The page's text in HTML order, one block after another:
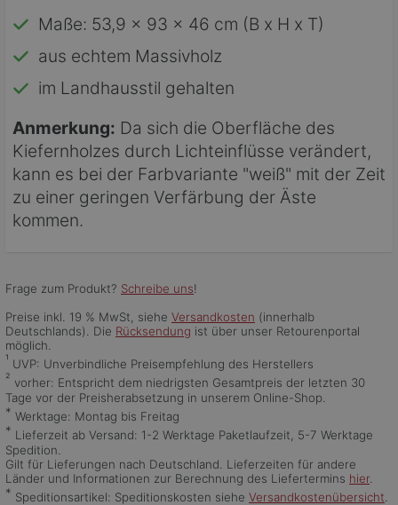
Maße: 53,9 x 93 x 46 cm (B x H x T)
aus echtem Massivholz
im Landhausstil gehalten
Anmerkung: Da sich die Oberfläche des
Kiefernholzes durch Lichteinflüsse verändert,
kann es bei der Farbvariante "weiß" mit der Zeit
zu einer geringen Verfärbung der Äste
kommen.
Frage zum Produkt? Schreibe uns!
Preise inkl. 19 % MwSt, siehe Versandkosten (innerhalb
Deutschlands). Die Rücksendung ist über unser Retourenportal
möglich.
¹ UVP: Unverbindliche Preisempfehlung des Herstellers
² vorher: Entspricht dem niedrigsten Gesamtpreis der letzten 30
Tage vor der Preisherabsetzung in unserem Online-Shop.
* Werktage: Montag bis Freitag
* Lieferzeit ab Versand: 1-2 Werktage Paketlaufzeit, 5-7 Werktage
Spedition.
Gilt für Lieferungen nach Deutschland. Lieferzeiten für andere
Länder und Informationen zur Berechnung des Liefertermins hier
* Speditionsartikel: Speditionskosten siehe Versandkostenübersicht